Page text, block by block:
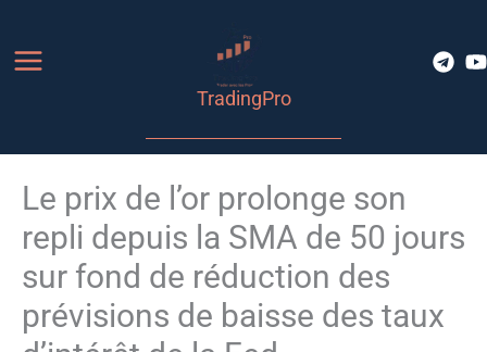
contenu
TradingPro
Le prix de l’or prolonge son
repli depuis la SMA de 50 jours
sur fond de réduction des
prévisions de baisse des taux